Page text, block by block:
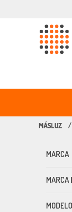
MARCA
MARCA